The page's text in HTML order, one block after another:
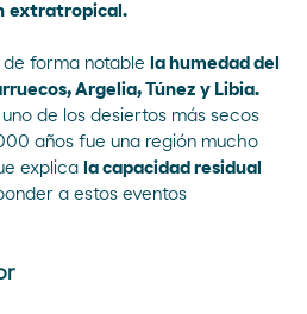
extratropical.
de forma notable la humedad del
Argelia, Túnez y Libia.
de los desiertos más secos
años fue una región mucho
explica la capacidad residual
a estos eventos